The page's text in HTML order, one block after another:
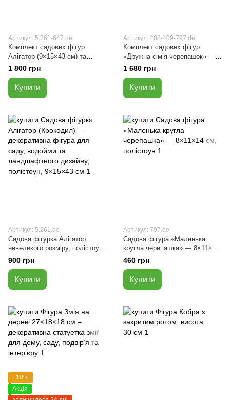
Артикул: 5.261-647.de
Комплект садових фігур
Алігатор (9×15×43 см) та
Варан (53×20×19 см),
декоративні фігури для саду і
дому
1 800 грн
Купити
Артикул: 408-409-797.de
Комплект садових фігур
«Дружна сім’я черепашок» — 3
шт. з полістоуну
1 680 грн
Купити
Артикул: 5.261.de
Садова фігурка Алігатор
невеликого розміру, полістоун,
9×15×43 см
900 грн
Купити
Артикул: 797.de
Садова фігура «Маленька
кругла черепашка» — 8×11×14
см, полістоун
460 грн
Купити
−10%
Акція